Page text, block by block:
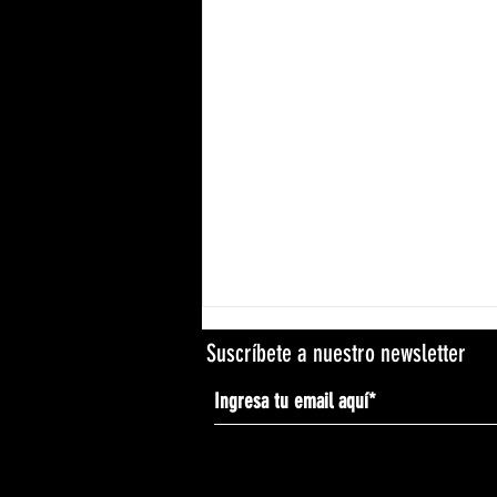
Suscríbete a nuestro newsletter